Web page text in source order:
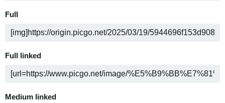
Full
Full linked
Medium linked